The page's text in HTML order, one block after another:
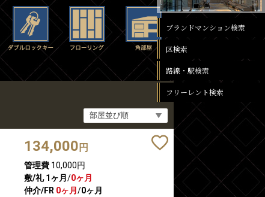
134,000 円
管理費10,000円
敷/礼 1ヶ月/0ヶ月
仲介/FR 0ヶ月/0ヶ月
ブランドマンション検索
区検索
路線・駅検索
フリーレント検索